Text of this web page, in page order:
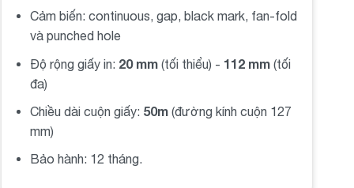
Cảm biến: continuous, gap, black mark, fan-fold
và punched hole
Độ rộng giấy in: 20 mm (tối thiểu) - 112 mm (tối
đa)
Chiều dài cuộn giấy: 50m (đường kính cuộn 127
mm)
Bảo hành: 12 tháng.